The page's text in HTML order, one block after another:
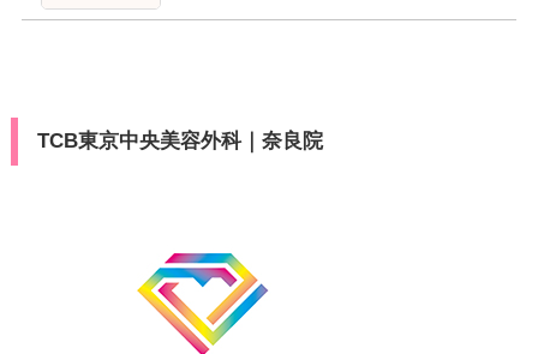
TCB東京中央美容外科｜奈良院